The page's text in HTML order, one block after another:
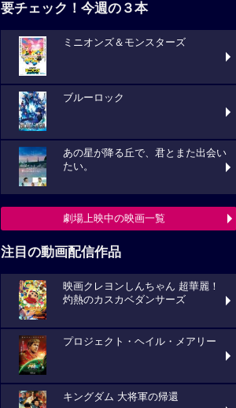
要チェック！今週の３本
ミニオンズ＆モンスターズ
ブルーロック
あの星が降る丘で、君とまた出会い
たい。
劇場上映中の映画一覧
注目の動画配信作品
映画クレヨンしんちゃん 超華麗！
灼熱のカスカベダンサーズ
プロジェクト・ヘイル・メアリー
キングダム 大将軍の帰還